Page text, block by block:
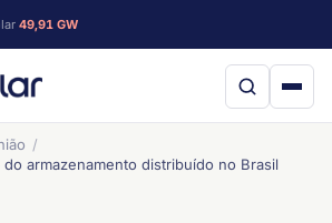
49,91 GW
armazenamento distribuído no Brasil